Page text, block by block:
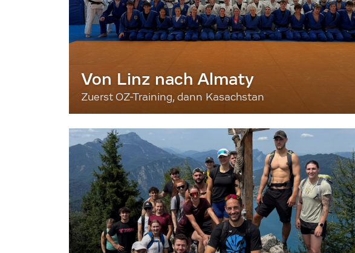
Von Linz nach Almaty
Zuerst OZ-Training, dann Kasachstan